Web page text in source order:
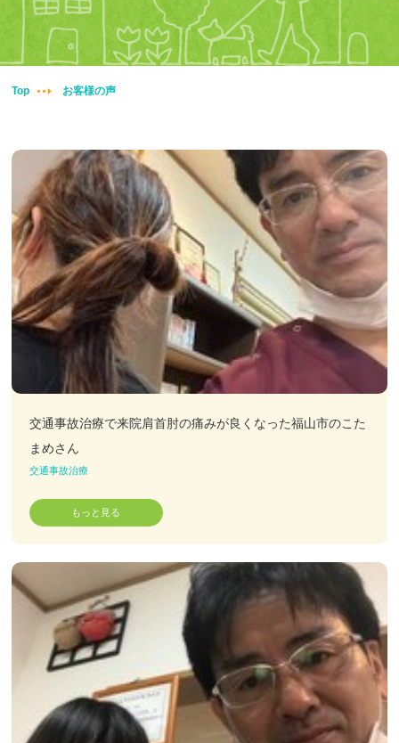
妊婦整体
交通事故治療
腰痛・膝痛
鍼・灸・小児鍼
冷え性改善
特殊電気施術
訪問鍼灸
ニュース＆ブログ
お客様の声
Top お客様の声
交通事故治療で来院肩首肘の痛みが良くなった福山市のこた
まめさん
交通事故治療
もっと見る